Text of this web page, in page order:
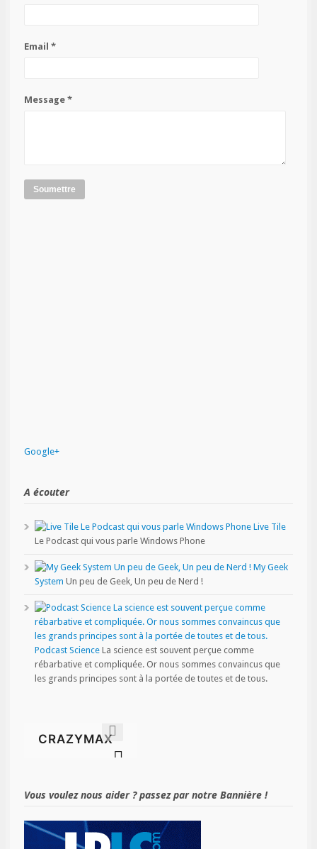
Email *
Message *
Soumettre
Google+
A écouter
Live Tile
Le Podcast qui vous parle Windows Phone
My Geek
System Un peu de Geek, Un peu de Nerd !
Podcast Science La science est souvent perçue comme
rébarbative et compliquée. Or nous sommes convaincus que
les grands principes sont à la portée de toutes et de tous.
Vous voulez nous aider ? passez par notre Bannière !